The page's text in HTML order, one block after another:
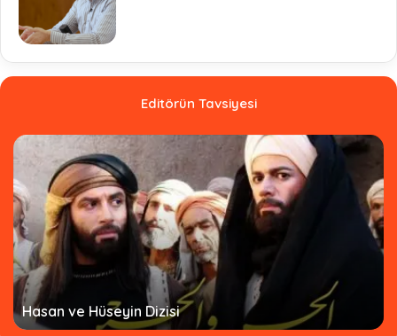
Editörün Tavsiyesi
Hasan ve Hüseyin Dizisi